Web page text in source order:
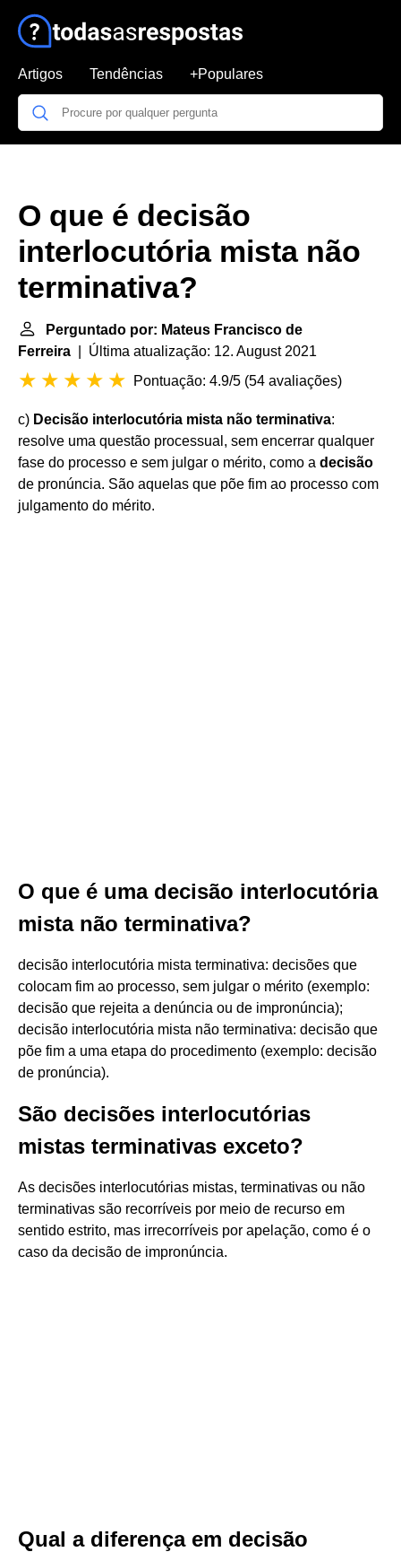
Artigos Tendências +Populares
O que é decisão
interlocutória mista não
terminativa?
Perguntado por: Mateus Francisco de
Ferreira | Última atualização: 12. August 2021
Pontuação: 4.9/5 (54 avaliações)
c) Decisão interlocutória mista não terminativa:
resolve uma questão processual, sem encerrar qualquer
fase do processo e sem julgar o mérito, como a decisão
de pronúncia. São aquelas que põe fim ao processo com
julgamento do mérito.
O que é uma decisão interlocutória
mista não terminativa?
decisão interlocutória mista terminativa: decisões que
colocam fim ao processo, sem julgar o mérito (exemplo:
decisão que rejeita a denúncia ou de impronúncia);
decisão interlocutória mista não terminativa: decisão que
põe fim a uma etapa do procedimento (exemplo: decisão
de pronúncia).
São decisões interlocutórias
mistas terminativas exceto?
As decisões interlocutórias mistas, terminativas ou não
terminativas são recorríveis por meio de recurso em
sentido estrito, mas irrecorríveis por apelação, como é o
caso da decisão de impronúncia.
Qual a diferença em decisão